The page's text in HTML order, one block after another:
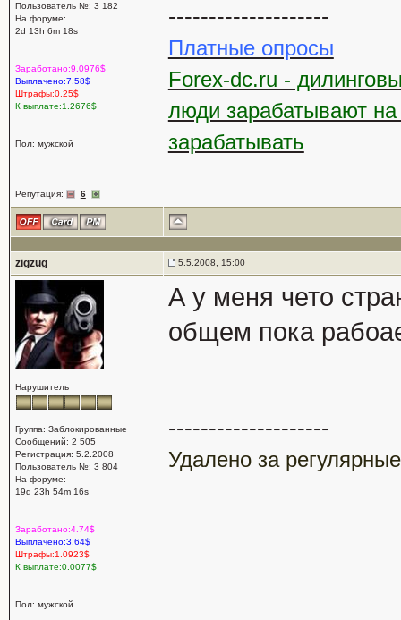
Пользователь №: 3 182
На форуме:
2d 13h 6m 18s
Заработано:9.0976$
Выплачено:7.58$
Штрафы:0.25$
К выплате:1.2676$
Пол: мужской
Репутация: 6
--------------------
Платные опросы
Forex-dc.ru -
люди зарабатывают
зарабатывать
zigzug 5.5.2008, 15:00
Нарушитель
Группа: Заблокированные
Сообщений: 2 505
Регистрация: 5.2.2008
Пользователь №: 3 804
На форуме:
19d 23h 54m 16s
Заработано:4.74$
Выплачено:3.64$
Штрафы:1.0923$
К выплате:0.0077$
Пол: мужской
А у меня чето
общем пока
--------------------
Удалено за